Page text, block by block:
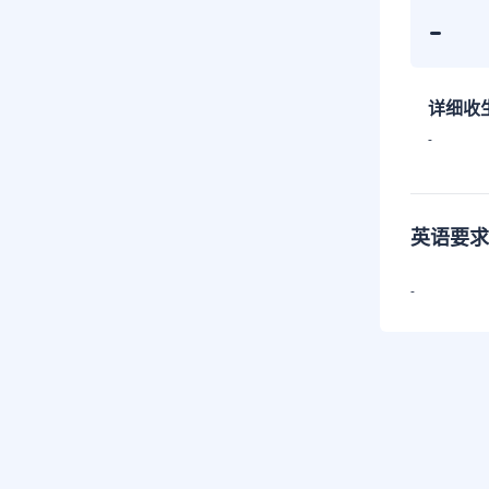
-
详细收
-
英语要求
-